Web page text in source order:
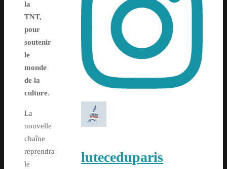
la
TNT,
pour
soutenir
le
monde
de la
culture.
La
nouvelle
chaîne
reprendra
le
luteceduparis